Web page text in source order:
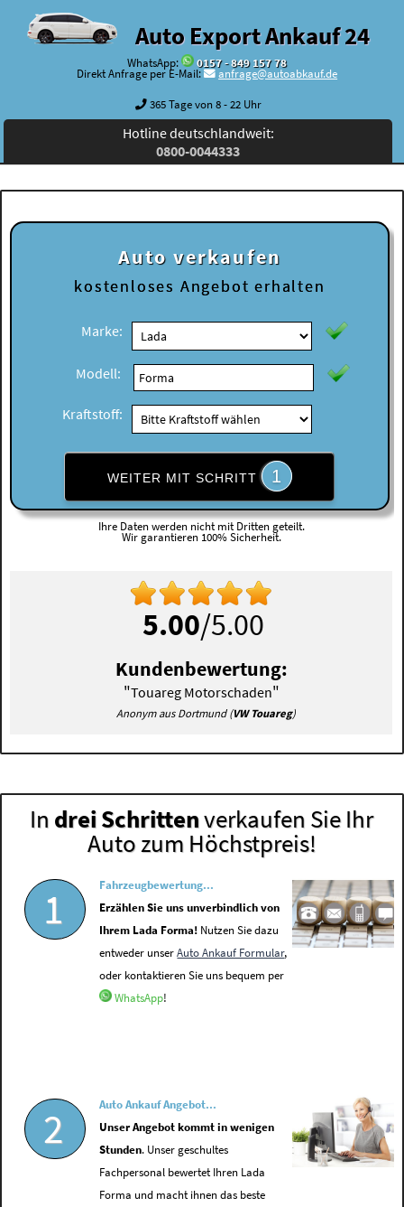
Auto Export Ankauf 24
WhatsApp:
0157 - 849 157 78
Direkt Anfrage per E-Mail:
anfrage@autoabkauf.de
365 Tage von 8 - 22 Uhr
Hotline deutschlandweit:
0800-0044333
Auto verkaufen
kostenloses Angebot erhalten
Marke:
Modell:
Kraftstoff:
WEITER MIT SCHRITT 1
Ihre Daten werden nicht mit Dritten geteilt.
Wir garantieren 100% Sicherheit.
5.00/5.00
Kundenbewertung:
"Touareg Motorschaden"
Anonym aus Dortmund (VW Touareg)
In drei Schrittenverkaufen Sie Ihr
Auto zum Höchstpreis!
1
Fahrzeugbewertung...
Erzählen Sie uns unverbindlich von
Ihrem Lada Forma! Nutzen Sie dazu
entweder unserAuto Ankauf Formular,
oder kontaktieren Sie uns bequem per
WhatsApp!
2
Auto Ankauf Angebot...
Unser Angebot kommt in wenigen
Stunden. Unser geschultes
Fachpersonal bewertet Ihren Lada
Forma und macht ihnen das beste